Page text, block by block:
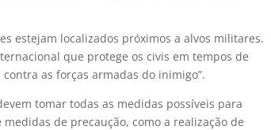
estejam localizados próximos a alvos militares.
que protege os civis em tempos de
as forças armadas do inimigo”.
tomar todas as medidas possíveis para
de precaução, como a realização de